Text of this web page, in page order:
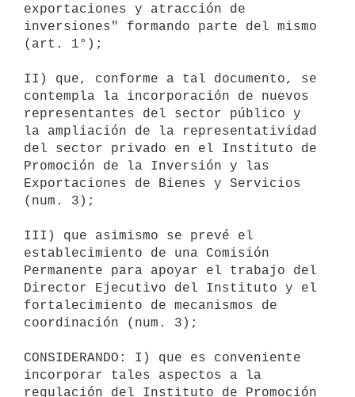
exportaciones y atracción de
inversiones" formando parte del mismo
(art. 1°);
II) que, conforme a tal documento, se
contempla la incorporación de nuevos
representantes del sector público y
la ampliación de la representatividad
del sector privado en el Instituto de
Promoción de la Inversión y las
Exportaciones de Bienes y Servicios
(num. 3);
III) que asimismo se prevé el
establecimiento de una Comisión
Permanente para apoyar el trabajo del
Director Ejecutivo del Instituto y el
fortalecimiento de mecanismos de
coordinación (num. 3);
CONSIDERANDO: I) que es conveniente
incorporar tales aspectos a la
regulación del Instituto de Promoción